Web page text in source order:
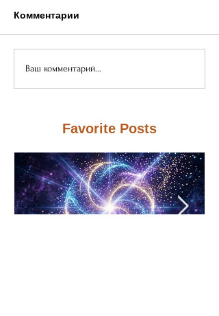
Комментарии
Ваш комментарий...
Favorite Posts